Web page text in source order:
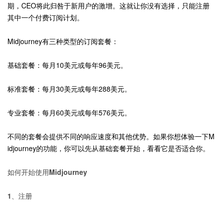
期，CEO将此归咎于新用户的激增。这就让你没有选择，只能注册
其中一个付费订阅计划。
Midjourney有三种类型的订阅套餐：
基础套餐：每月10美元或每年96美元。
标准套餐：每月30美元或每年288美元。
专业套餐：每月60美元或每年576美元。
不同的套餐会提供不同的响应速度和其他优势。如果你想体验一下M
idjourney的功能，你可以先从基础套餐开始，看看它是否适合你。
如何开始使用Midjourney
1、注册